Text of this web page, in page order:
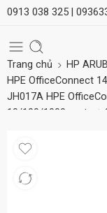
0913 038 325 |
Trang chủ HP
HPE OfficeConnect
JH017A HPE
10/100/1000 ports +